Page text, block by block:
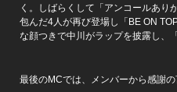
く。しばらくして「アンコールあり
包んだ4人が再び登場し「BE ON
な顔つきで中川がラップを披露し、
最後のMCでは、メンバーから感謝の